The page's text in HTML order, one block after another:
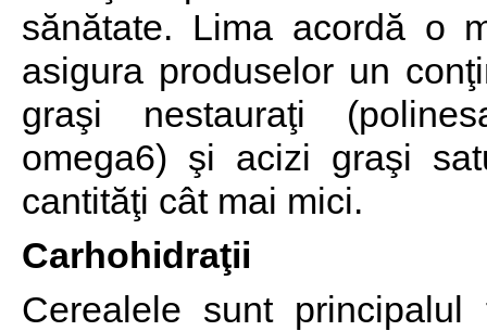
sănătate. Lima acordă o
asigura produselor un
graşi nestauraţi
omega6) şi acizi graşi
cantităţi cât mai mici.
Carhohidraţii
Cerealele sunt